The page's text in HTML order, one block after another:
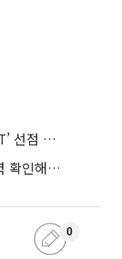
J&J도 참전…빅파마, 차세대 ‘in vivo CAR-T’ 선점 경쟁 본격화
“폐렴구균 백신, 맞았다고 끝 아니다…접종력 확인해야”
0